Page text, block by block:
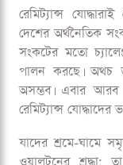
বাংলাদেশের
ওপর। প্রবাসীদের
অক্সিজেন। সংযুক্ত
যথাযথ মর্যাদা ও
বাংলাদেশের
অভিনব সম্মান প্রদর্শন।